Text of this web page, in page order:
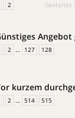
2 Gestartet
Angebot
2 … 127 128
kurzem
2 … 514 515